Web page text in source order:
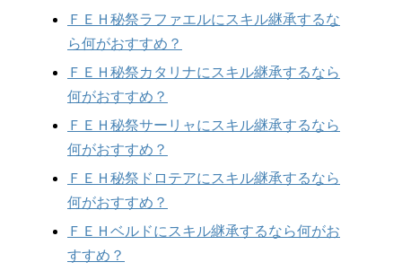
ＦＥＨ秘祭ラファエルにスキル継承するな
ら何がおすすめ？
ＦＥＨ秘祭カタリナにスキル継承するなら
何がおすすめ？
ＦＥＨ秘祭サーリャにスキル継承するなら
何がおすすめ？
ＦＥＨ秘祭ドロテアにスキル継承するなら
何がおすすめ？
ＦＥＨベルドにスキル継承するなら何がお
すすめ？